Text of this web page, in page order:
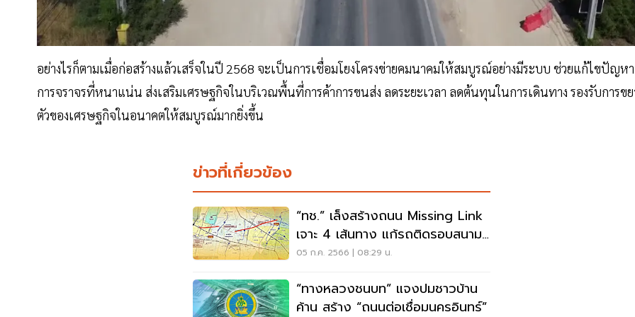
อย่างไรก็ตามเมื่อก่อสร้างแล้วเสร็จในปี 2568 จะเป็นการเชื่อมโยงโครงข่ายคมนาคมให้สมบูรณ์อย่างมีระบบ ช่วยแก้ไขปัญหา
การจราจรที่หนาแน่น ส่งเสริมเศรษฐกิจในบริเวณพื้นที่การค้าการขนส่ง ลดระยะเวลา ลดต้นทุนในการเดินทาง รองรับการข
ตัวของเศรษฐกิจในอนาคตให้สมบูรณ์มากยิ่งขึ้น
ข่าวที่เกี่ยวข้อง
“ทช.” เล็งสร้างถนน Missing Link
เจาะ 4 เส้นทาง แก้รถติดรอบสนาม
บินสุวรรณภูมิ
05 ก.ค. 2566 | 08:29 น.
“ทางหลวงชนบท” แจงปมชาวบ้าน
ค้าน สร้าง “ถนนต่อเชื่อมนครอินทร์”